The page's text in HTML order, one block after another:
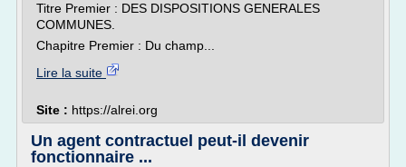
Titre Premier : DES DISPOSITIONS GENERALES
COMMUNES.
Chapitre Premier : Du champ...
Lire la suite
Site : https://alrei.org
Un agent contractuel peut-il devenir
fonctionnaire ...